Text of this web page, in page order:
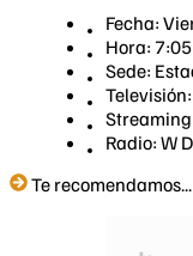
Fecha:
Hora:
Sede:
Radio: W
Te recomendamos...